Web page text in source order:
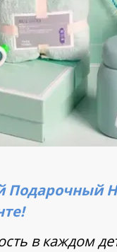
Подарочный
в каждом